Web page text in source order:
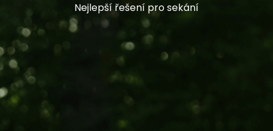
Nejlepší řešení pro sekání